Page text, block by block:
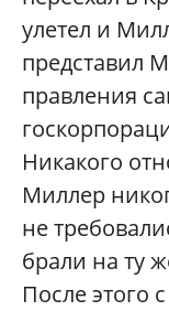
улетел и
представил
правления
Никакого
Миллер
не
брали на ту
После этого